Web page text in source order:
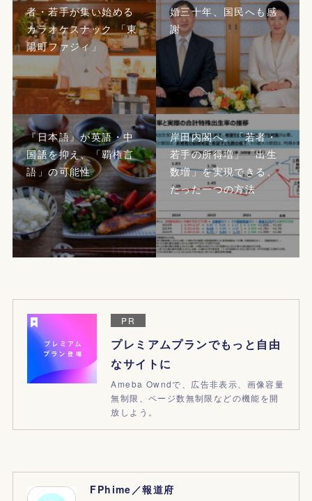
者・若手が集い始める
カラオケスナック 「東
陽町ファジィ」
婚三十年、国民へも感
謝
『日本語』が英語・中
国語を抑え、「覇権言
語」の可能性
岸田内閣へ。「若者・
若手の所得増」「出生
数増」を実現できる、
たった一つの方法
PR
プレミアムプランでもっと自由
なサイトに
Ameba Owndで、広告非表示、画像容量
無制限、ページ数無制限などの機能を開
放しよう。
FPhime／報道府